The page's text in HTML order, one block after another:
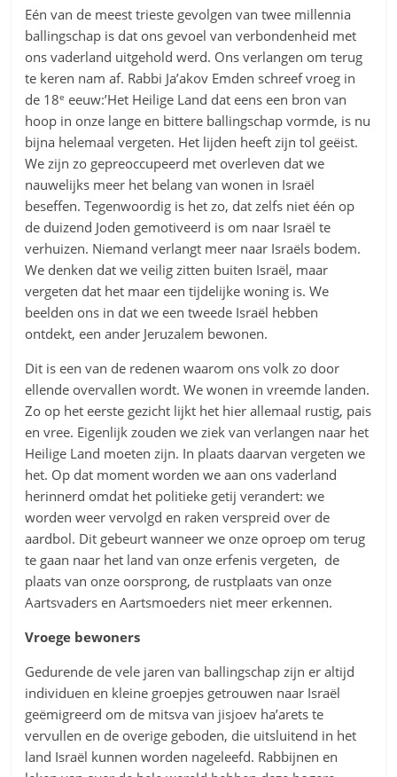
Eén van de meest trieste gevolgen van twee millennia
ballingschap is dat ons gevoel van verbondenheid met
ons vaderland uitgehold werd. Ons verlangen om terug
te keren nam af. Rabbi Ja’akov Emden schreef vroeg in
de 18e eeuw:’Het Heilige Land dat eens een bron van
hoop in onze lange en bittere ballingschap vormde, is nu
bijna helemaal vergeten. Het lijden heeft zijn tol geëist.
We zijn zo gepreoccupeerd met overleven dat we
nauwelijks meer het belang van wonen in Israël
beseffen. Tegenwoordig is het zo, dat zelfs niet één op
de duizend Joden gemotiveerd is om naar Israël te
verhuizen. Niemand verlangt meer naar Israëls bodem.
We denken dat we veilig zitten buiten Israël, maar
vergeten dat het maar een tijdelijke woning is. We
beelden ons in dat we een tweede Israël hebben
ontdekt, een ander Jeruzalem bewonen.
Dit is een van de redenen waarom ons volk zo door
ellende overvallen wordt. We wonen in vreemde landen.
Zo op het eerste gezicht lijkt het hier allemaal rustig, pais
en vree. Eigenlijk zouden we ziek van verlangen naar het
Heilige Land moeten zijn. In plaats daarvan vergeten we
het. Op dat moment worden we aan ons vaderland
herinnerd omdat het politieke getij verandert: we
worden weer vervolgd en raken verspreid over de
aardbol. Dit gebeurt wanneer we onze oproep om terug
te gaan naar het land van onze erfenis vergeten, de
plaats van onze oorsprong, de rustplaats van onze
Aartsvaders en Aartsmoeders niet meer erkennen.
Vroege bewoners
Gedurende de vele jaren van ballingschap zijn er altijd
individuen en kleine groepjes getrouwen naar Israël
geëmigreerd om de mitsva van jisjoev ha’arets te
vervullen en de overige geboden, die uitsluitend in het
land Israël kunnen worden nageleefd. Rabbijnen en